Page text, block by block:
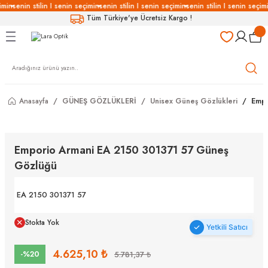
senin stilin I senin seçiminsenin stilin I senin seçiminsenin stilin I senin
Tüm Türkiye'ye Ücretsiz Kargo !
Geri Dön
Geri Dön
Geri Dön
Geri Dön
Anasayfa GÜNEŞ GÖZLÜKLERİ Unisex Güneş Gözlükleri
Emporio Armani EA 2150 301371 57 Güneş
Gözlüğü
EA 2150 301371 57
Stokta Yok Yetkili Satıcı
-%20 4.625,10 ₺ 5.781,37 ₺